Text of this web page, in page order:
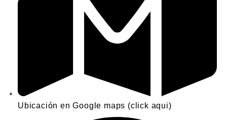
Ubicación en Google maps (click aqui)